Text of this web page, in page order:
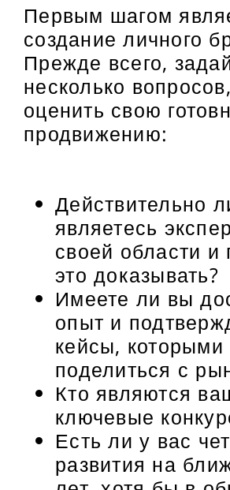
Первым шагом
создание личного
Прежде всего,
несколько
оценить свою
продвижению:
Действительно
являетесь
своей области и
это доказывать?
Имеете ли вы
опыт и
кейсы, которыми
поделиться с
Кто являются
ключевые
Есть ли у вас
развития на